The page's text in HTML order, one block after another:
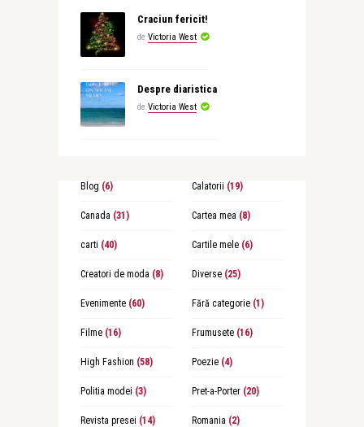
Craciun fericit!
de Victoria West
Despre diaristica
de Victoria West
Blog (6) Calatorii (19)
Canada (31) Cartea mea (8)
carti (40) Cartile mele(6)
Creatori de moda (8) Diverse(25)
Evenimente(60) Fără categorie(1)
Filme(16) Frumusete(16)
High Fashion (58) Poezie(4)
Politia modei (3) Pret-a-Porter(20)
Revista presei (14) Romania (2)